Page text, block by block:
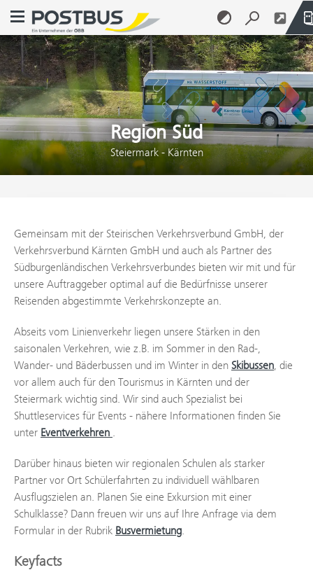
Zum Inhalt springen (Alt + 0)
Zum Menü springen (Alt + 1)
Navigationsmenü öffnen
Region Süd
Steiermark - Kärnten
Gemeinsam mit der Steirischen Verkehrsverbund GmbH, der
Verkehrsverbund Kärnten GmbH und auch als Partner des
Südburgenländischen Verkehrsverbundes bieten wir mit und für
unsere Auftraggeber optimal auf die Bedürfnisse unserer
Reisenden abgestimmte Verkehrskonzepte an.
Abseits vom Linienverkehr liegen unsere Stärken in den
saisonalen Verkehren, wie z.B. im Sommer in den Rad-,
Wander- und Bäderbussen und im Winter in den Skibussen, die
vor allem auch für den Tourismus in Kärnten und der
Steiermark wichtig sind. Wir sind auch Spezialist bei
Shuttleservices für Events - nähere Informationen finden Sie
unter Eventverkehren .
Darüber hinaus bieten wir regionalen Schulen als starker
Partner vor Ort Schülerfahrten zu individuell wählbaren
Ausflugszielen an. Planen Sie eine Exkursion mit einer
Schulklasse? Dann freuen wir uns auf Ihre Anfrage via dem
Formular in der Rubrik Busvermietung.
Keyfacts